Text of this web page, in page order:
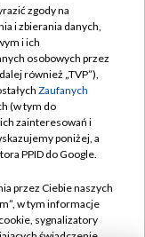
zgody na
i zbierania danych,
i ich
osobowych przez
również „TVP”),
Zaufanych
(w tym do
zainteresowań i
poniżej, a
PPID do Google.
przez Ciebie naszych
w tym informacje
sygnalizatory